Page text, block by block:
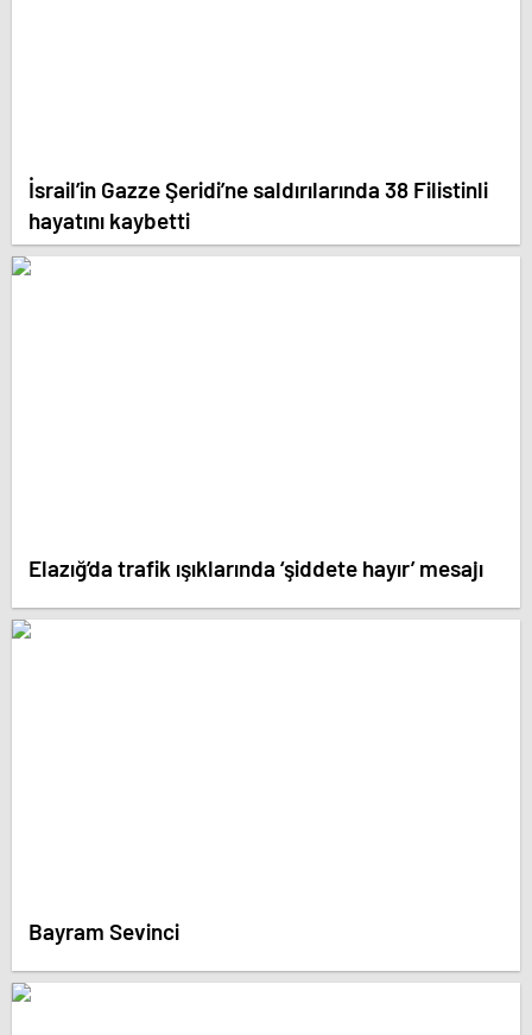
İsrail’in Gazze Şeridi’ne saldırılarında 38 Filistinli
hayatını kaybetti
Elazığ’da trafik ışıklarında ‘şiddete hayır’ mesajı
Bayram Sevinci